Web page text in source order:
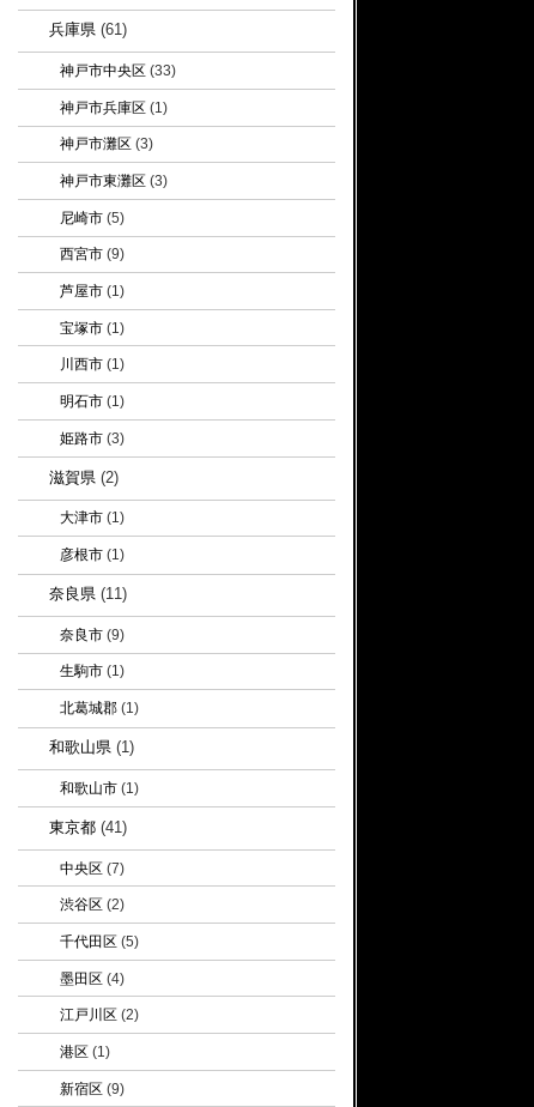
兵庫県(61)
神戸市中央区(33)
神戸市兵庫区(1)
神戸市灘区 (3)
神戸市東灘区(3)
尼崎市(5)
西宮市(9)
芦屋市(1)
宝塚市(1)
川西市(1)
明石市(1)
姫路市(3)
滋賀県(2)
大津市(1)
彦根市(1)
奈良県(11)
奈良市(9)
生駒市(1)
北葛城郡(1)
和歌山県(1)
和歌山市(1)
東京都(41)
中央区(7)
渋谷区 (2)
千代田区(5)
墨田区(4)
江戸川区 (2)
港区(1)
新宿区(9)